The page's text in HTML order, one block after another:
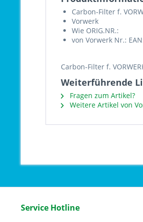
Carbon-Filter f.
Vorwerk
Wie ORIG.NR.:
von Vorwerk Nr.:
Carbon-Filter f.
Weiterführende
Fragen zum Artikel?
Weitere Artikel von
Service Hotline